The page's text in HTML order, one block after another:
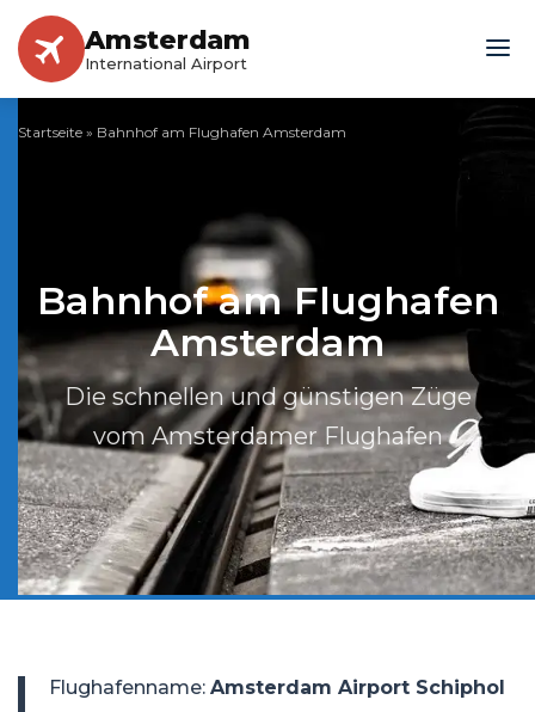
Amsterdam
International Airport
Startseite » Bahnhof am Flughafen Amsterdam
Bahnhof am Flughafen
Amsterdam
Die schnellen und günstigen Züge
vom Amsterdamer Flughafen
Flughafenname: Amsterdam Airport Schiphol